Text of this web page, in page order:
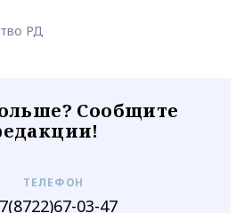
РД
Сообщите
ТЕЛЕФОН
03-47